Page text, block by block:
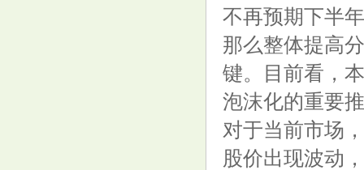
不再预期下半
那么整体提高
键。目前看，
泡沫化的重要
对于当前市场
股价出现波动